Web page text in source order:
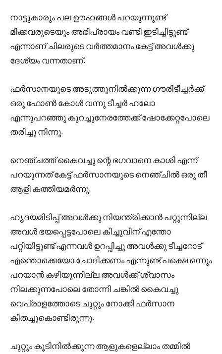
നാട്ടുകാരും പല ഊഹങ്ങൾ പറയുന്നുണ്ട്
മിക്കവരുടെയും അഭിപ്രായം വണ്ടി ഇടിച്ചിട്ടുണ്ട്
എന്നാണ് ചിലരുടെ വർത്തമാനം കേട്ട് അവൾക്കു
ദേശ്യം വന്നതാണ്.
ഫർസാനയുടെ അടുത്തുനിൽക്കുന്ന ഗൗരിടീച്ചർക്ക്‌
ഒരു ഫോൺ കോൾ വന്നു ടീച്ചർ ഹലോ
എന്നുപറഞ്ഞു കുറച്ചുനേരത്തേക്ക് ഷോക്കേറ്റപോലെ
തരിച്ചു നിന്നു.
നെഞ്ചത്ത് കൈവച്ചു ന്റെ ഭഗവാനെ കാശി എന്ന്
പറയുന്നത് കേട്ട് ഫർസാനയുടെ നെഞ്ചിൽ ഒരു തീ
ആളി കത്തിയമർന്നു.
ഹൃദയമിടിപ്പ് അവൾക്കു നിയന്ത്രിക്കാൻ പറ്റുന്നില്ല
അവൾ ഭയപ്പെട്ടപോലെ കിച്ചുവിന് എന്തോ
പറ്റിയിട്ടുണ്ട് എന്നവൾ ഉറപ്പിച്ചു അവൾക്കു ടീച്ചറോട്
എന്തൊക്കെയോ ചോദിക്കണം എന്നുണ്ട് പക്ഷെ ഒന്നും
പറയാൻ കഴിയുന്നില്ല അവൾക്ക്‌ ശ്വാസം
നിലക്കുന്നപോലെ തോന്നി ചങ്കിൽ കൈവച്ചു
വെപ്രാളത്തോടെ ചുറ്റും നോക്കി ഫർസാന
കിതച്ചുകൊണ്ടിരുന്നു.
ചുറ്റും കൂടിനിൽക്കുന്ന ആളുകളെല്ലാം തമ്മിൽ